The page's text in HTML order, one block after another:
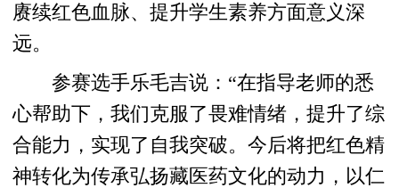
赓续红色血脉、提升学生素养方面意义深
远。
参赛选手乐毛吉说：“在指导老师的悉
心帮助下，我们克服了畏难情绪，提升了综
合能力，实现了自我突破。今后将把红色精
神转化为传承弘扬藏医药文化的动力，以仁